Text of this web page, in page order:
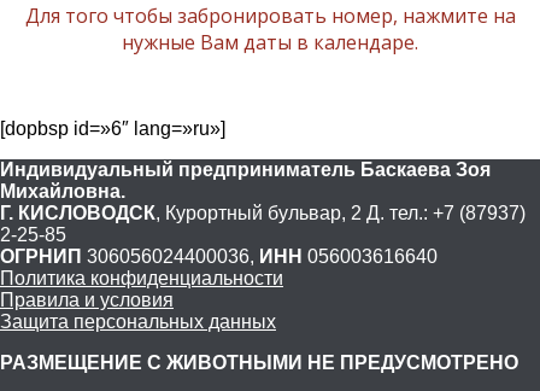
Для того чтобы забронировать номер, нажмите на
нужные Вам даты в календаре.
[dopbsp id=»6″ lang=»ru»]
Индивидуальный предприниматель Баскаева Зоя
Михайловна.
Г. КИСЛОВОДСК, Курортный бульвар, 2 Д. тел.: +7 (87937)
2-25-85
ОГРНИП 306056024400036, ИНН 056003616640
Политика конфиденциальности
Правила и условия
Защита персональных данных
РАЗМЕЩЕНИЕ С ЖИВОТНЫМИ НЕ ПРЕДУСМОТРЕНО